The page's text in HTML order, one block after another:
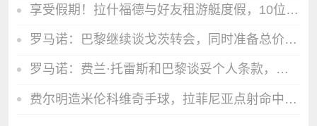
享受假期！拉什福德与好友租游艇度假，10位比基尼女孩陪伴
罗马诺：巴黎继续谈戈茨转会，同时准备总价3500万欧求购铃木彩艳
罗马诺：费兰·托雷斯和巴黎谈妥个人条款，后者将和巴萨展开谈判
费尔明造米伦科维奇手球，拉菲尼亚点射命中，巴萨1-0领先森林